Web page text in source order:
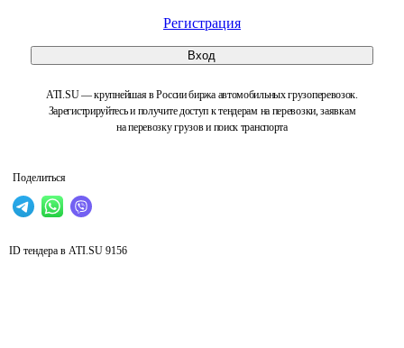
Регистрация
Вход
ATI.SU — крупнейшая в России биржа автомобильных грузоперевозок.
Зарегистрируйтесь и получите доступ к тендерам на перевозки, заявкам
на перевозку грузов и поиск транспорта
Поделиться
ID тендера в ATI.SU 9156